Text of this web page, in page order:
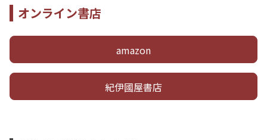
オンライン書店
amazon
紀伊國屋書店